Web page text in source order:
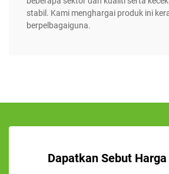
stabil. Kami menghargai produk ini
berpelbagaiguna.
Dapatkan Sebut